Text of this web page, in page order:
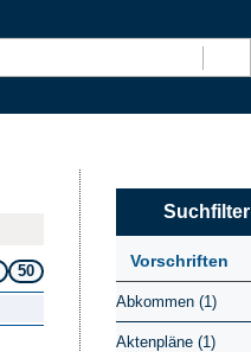
50
Suchfilter
Vorschriften
Abkommen (1)
Aktenpläne (1)